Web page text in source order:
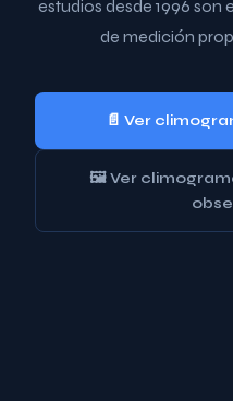
estudios desde 1996
de medición
📄 Ver
🖼️ Ver